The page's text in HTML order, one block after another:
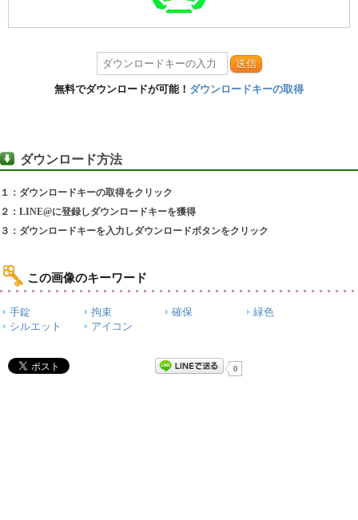
送信
無料でダウンロードが可能！ ダウンロードキーの取得
ダウンロード方法
１：ダウンロードキーの取得をクリック
２：LINE@に登録しダウンロードキーを獲得
３：ダウンロードキーを入力しダウンロードボタンをクリック
この画像のキーワード
手錠 拘束 確保
緑色
シルエット
アイコン
0